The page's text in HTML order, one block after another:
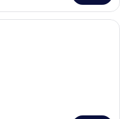
내 금고, 암막 커튼, 다리미/다리